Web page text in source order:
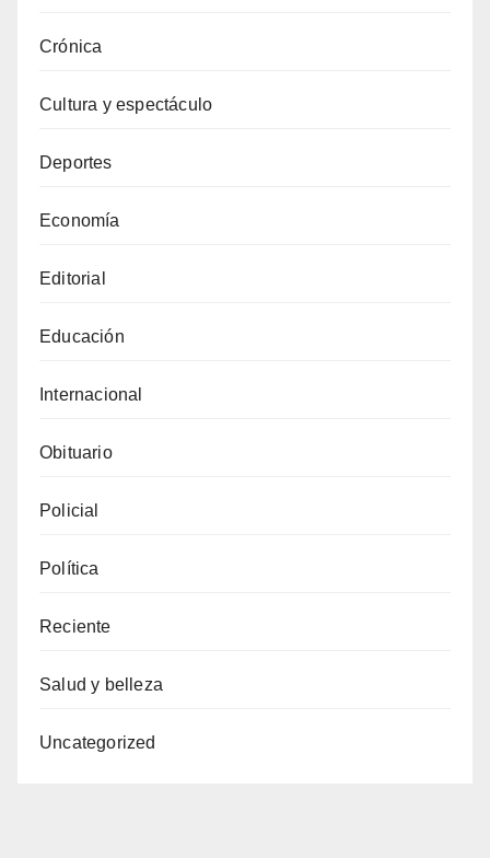
Crónica
Cultura y espectáculo
Deportes
Economía
Editorial
Educación
Internacional
Obituario
Policial
Política
Reciente
Salud y belleza
Uncategorized